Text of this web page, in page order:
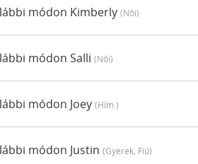
módon Kimberly (női)
módon Salli (női)
módon Joey (hím )
módon Justin (gyerek, Fiú)